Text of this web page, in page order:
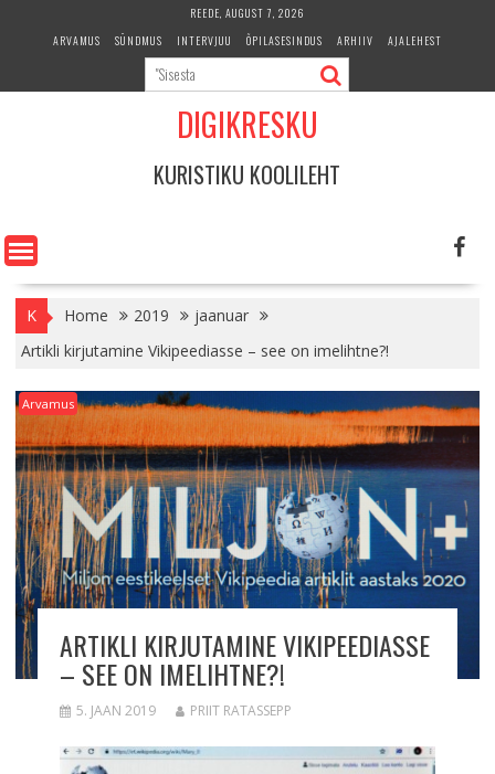
REEDE, AUGUST 7, 2026
ARVAMUS
SÜNDMUS INTERVJUU ÕPILASESINDUS ARHIIV AJALEHEST
DIGIKRESKU
KURISTIKU KOOLILEHT
K Home 2019
jaanuar
Artikli kirjutamine Vikipeediasse – see on imelihtne?!
Arvamus
ARTIKLI KIRJUTAMINE VIKIPEEDIASSE
– SEE ON IMELIHTNE?!
5. JAAN 2019 PRIIT RATASSEPP